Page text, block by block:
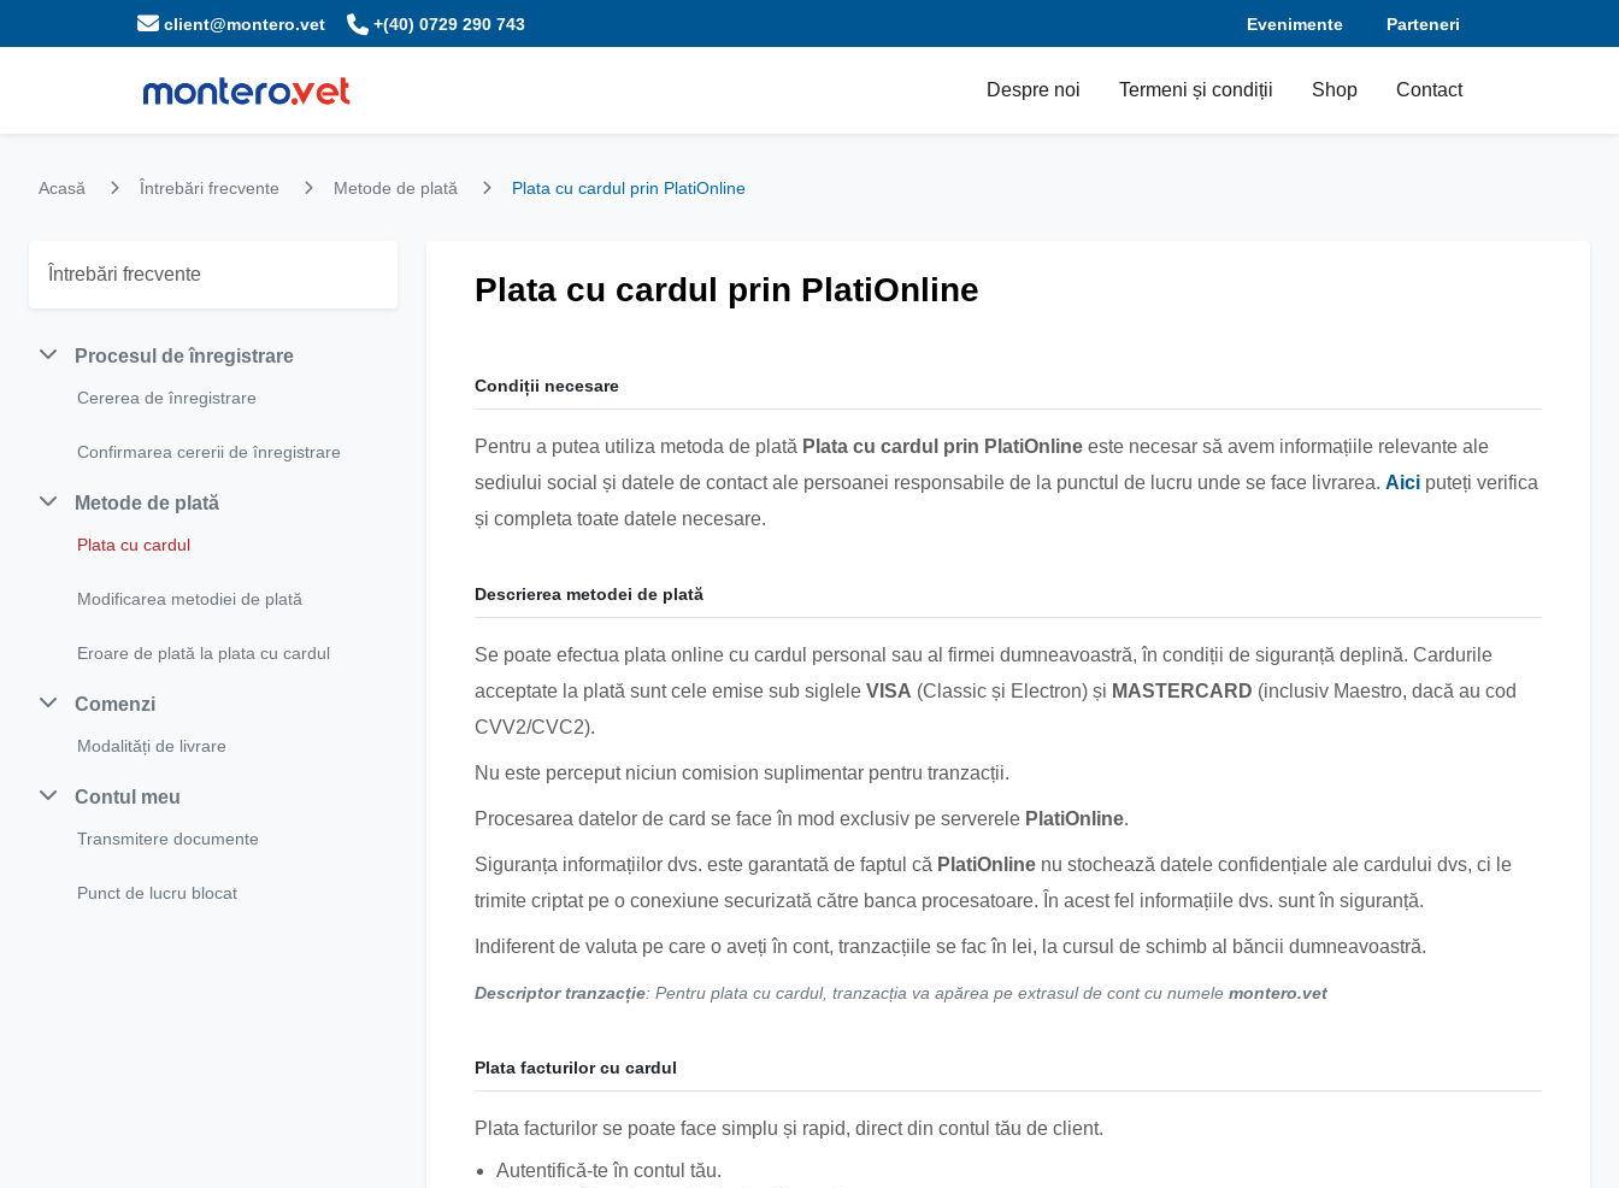
client@montero.vet +(40) 0729 290 743 Evenimente Parteneri
Despre noi Termeni și condiții Shop Contact
Acasă Întrebări frecvente Metode de plată Plata cu cardul prin PlatiOnline
Întrebări frecvente
Procesul de înregistrare
Cererea de înregistrare
Confirmarea cererii de înregistrare
Metode de plată
Plata cu cardul
Modificarea metodiei de plată
Eroare de plată la plata cu cardul
Comenzi
Modalități de livrare
Contul meu
Transmitere documente
Punct de lucru blocat
Plata cu cardul prin PlatiOnline
Condiții necesare
Pentru a putea utiliza metoda de plată Plata cu cardul prin PlatiOnline este necesar să avem informațiile relevante ale
sediului social și datele de contact ale persoanei responsabile de la punctul de lucru unde se face livrarea. Aici puteți verifica
și completa toate datele necesare.
Descrierea metodei de plată
Se poate efectua plata online cu cardul personal sau al firmei dumneavoastră, în condiții de siguranță deplină. Cardurile
acceptate la plată sunt cele emise sub siglele VISA (Classic și Electron) și MASTERCARD (inclusiv Maestro, dacă au cod
CVV2/CVC2).
Nu este perceput niciun comision suplimentar pentru tranzacții.
Procesarea datelor de card se face în mod exclusiv pe serverele PlatiOnline.
Siguranța informațiilor dvs. este garantată de faptul că PlatiOnline nu stochează datele confidențiale ale cardului dvs, ci le
trimite criptat pe o conexiune securizată către banca procesatoare. În acest fel informațiile dvs. sunt în siguranță.
Indiferent de valuta pe care o aveți în cont, tranzacțiile se fac în lei, la cursul de schimb al băncii dumneavoastră.
Descriptor tranzacție: Pentru plata cu cardul, tranzacția va apărea pe extrasul de cont cu numele montero.vet
Plata facturilor cu cardul
Plata facturilor se poate face simplu și rapid, direct din contul tău de client.
Autentifică-te în contul tău.